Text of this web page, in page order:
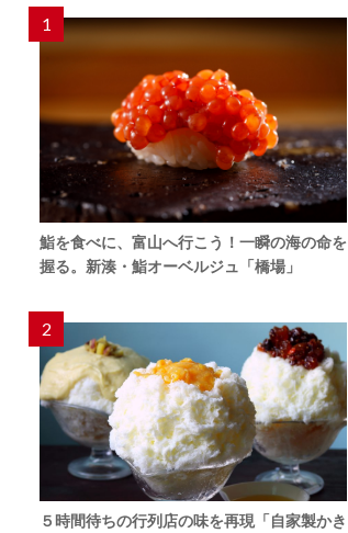
1
鮨を食べに、富山へ行こう！一瞬の海の命を
握る。新湊・鮨オーベルジュ「橋場」
2
５時間待ちの行列店の味を再現「自家製かき